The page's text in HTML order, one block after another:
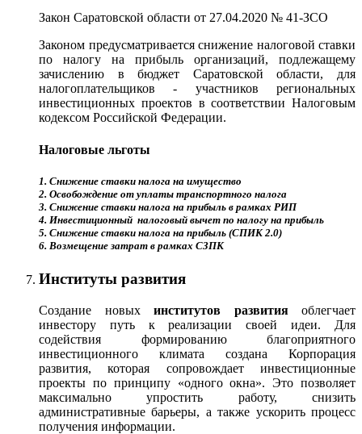
Закон Саратовской области от 27.04.2020 № 41-ЗСО
Законом предусматривается снижение налоговой ставки
по налогу на прибыль организаций, подлежащему
зачислению в бюджет Саратовской области, для
налогоплательщиков - участников региональных
инвестиционных проектов в соответствии Налоговым
кодексом Российской Федерации.
Налоговые льготы
1. Снижение ставки налога на имущество
2. Освобождение от уплаты транспортного налога
3. Снижение ставки налога на прибыль в рамках РИП
4. Инвестиционный налоговый вычет по налогу на прибыль
5. Снижение ставки налога на прибыль (СПИК 2.0)
6. Возмещение затрат в рамках СЗПК
Институты развития
Создание новых институтов развитияоблегчает
инвестору путь к реализации своей идеи. Для
содействия формированию благоприятного
инвестиционного климата создана Корпорация
развития, которая сопровождает инвестиционные
проекты по принципу «одного окна». Это позволяет
максимально упростить работу, снизить
административные барьеры, а также ускорить процесс
получения информации.